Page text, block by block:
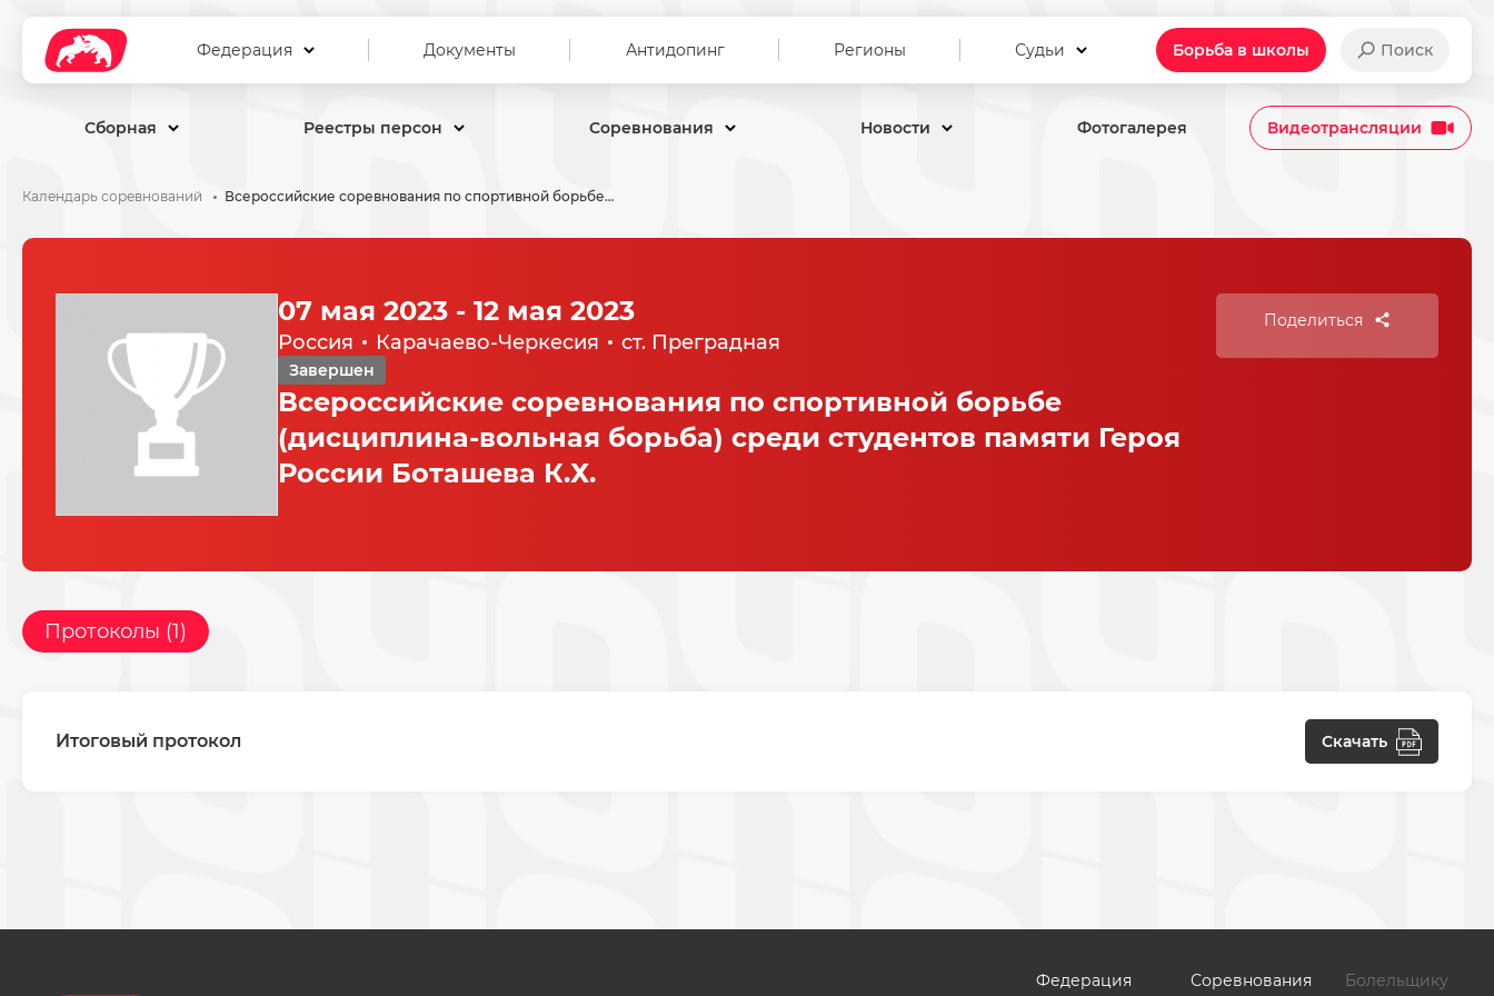
Федерация Документы Антидопинг Регионы Судьи Борьба в школы Поиск
Сборная Реестры персон Соревнования Новости Фотогалерея Видеотрансляции
Календарь соревнований Всероссийские соревнования по спортивной борьбе (дисциплина-вольная борьба) среди студентов памяти Героя России Боташева К.Х.
07 мая 2023 - 12 мая 2023
Россия Карачаево-Черкесия ст. Преградная
Завершен
Всероссийские соревнования по спортивной борьбе
(дисциплина-вольная борьба) среди студентов памяти Героя
России Боташева К.Х.
Поделиться
Протоколы (1)
Итоговый протокол Скачать
Федерация Соревнования Болельщику